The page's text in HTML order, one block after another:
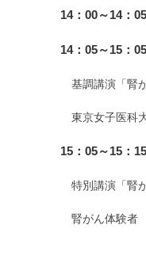
14：00～14：05
14：05～15：05
基調講演「腎
東京女子医
15：05～15：15
特別講演「腎
腎がん体験